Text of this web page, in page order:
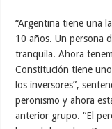
“Argentina tiene una
10 años. Un persona
tranquila. Ahora
Constitución tiene
los inversores”,
peronismo y ahora
anterior grupo. “El